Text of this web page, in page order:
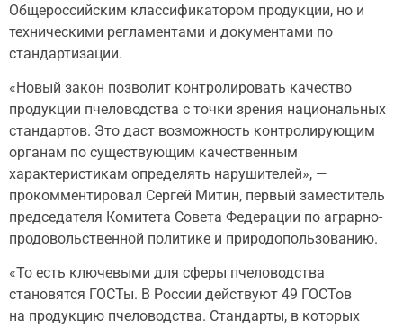
Общероссийским классификатором продукции, но и
техническими регламентами и документами по
стандартизации.
«Новый закон позволит контролировать качество
продукции пчеловодства с точки зрения национальных
стандартов. Это даст возможность контролирующим
органам по существующим качественным
характеристикам определять нарушителей», —
прокомментировал Сергей Митин, первый заместитель
председателя Комитета Совета Федерации по аграрно-
продовольственной политике и природопользованию.
«То есть ключевыми для сферы пчеловодства
становятся ГОСТы. В России действуют 49 ГОСТов
на продукцию пчеловодства. Стандарты, в которых